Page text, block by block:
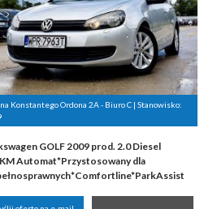
Konstantego Ordona 2A - Biuro C | Stanowisko:
GOLF 2009 prod. 2.0 Diesel
Automat*Przystosowany dla